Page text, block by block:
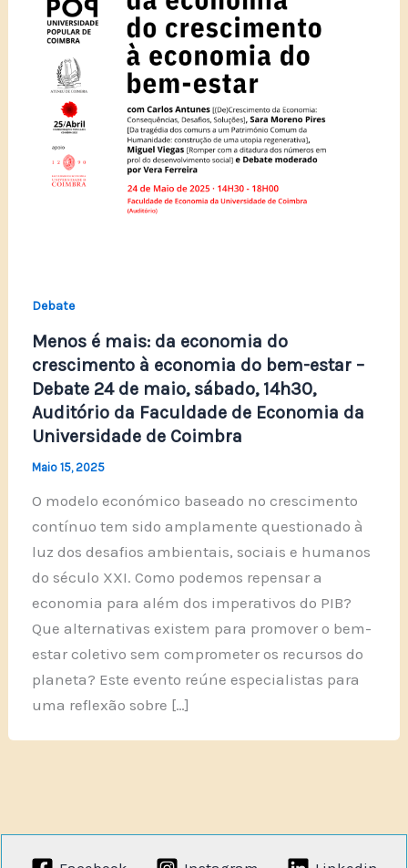
Debate
Menos é mais: da economia do
crescimento à economia do bem-estar –
Debate 24 de maio, sábado, 14h30,
Auditório da Faculdade de Economia da
Universidade de Coimbra
Maio 15, 2025
O modelo económico baseado no crescimento
contínuo tem sido amplamente questionado à
luz dos desafios ambientais, sociais e humanos
do século XXI. Como podemos repensar a
economia para além dos imperativos do PIB?
Que alternativas existem para promover o bem-
estar coletivo sem comprometer os recursos do
planeta? Este evento reúne especialistas para
uma reflexão sobre […]